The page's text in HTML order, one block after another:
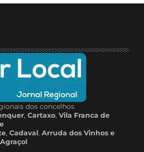
dos concelhos
, Cartaxo, Vila Franca de
, Cadaval, Arruda dos Vinhos e